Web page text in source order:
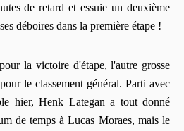
de retard et essuie un deuxième
déboires dans la première étape !
la victoire d'étape, l'autre grosse
le classement général. Parti avec
hier, Henk Lategan a tout donné
de temps à Lucas Moraes, mais le